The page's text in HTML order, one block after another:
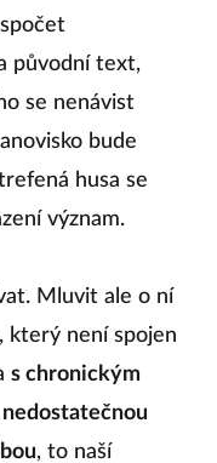
původní text,
se nenávist
bude
husa se
význam.
Mluvit ale o ní
který není spojen
s chronickým
, to naší